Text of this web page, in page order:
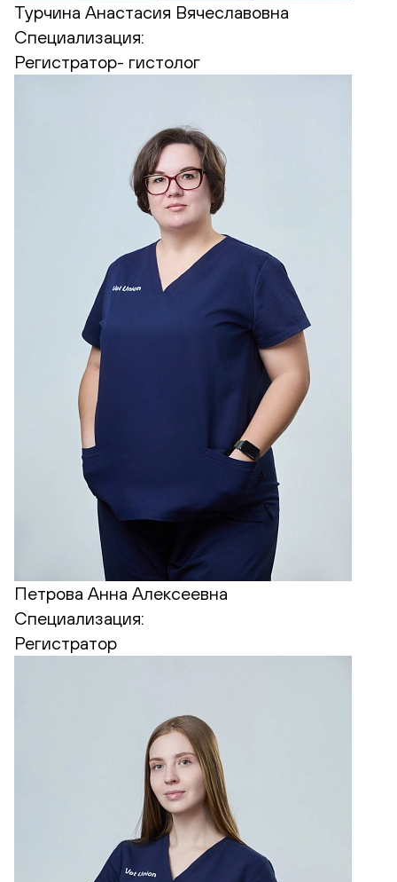
Турчина Анастасия Вячеславовна
Специализация:
Регистратор- гистолог
Петрова Анна Алексеевна
Специализация:
Регистратор